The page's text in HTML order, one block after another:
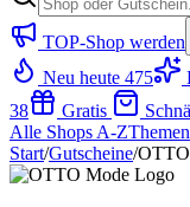
TOP-Shop werden
Neu heute 475
38
Gratis
Alle Shops A-Z
Start/Gutscheine/